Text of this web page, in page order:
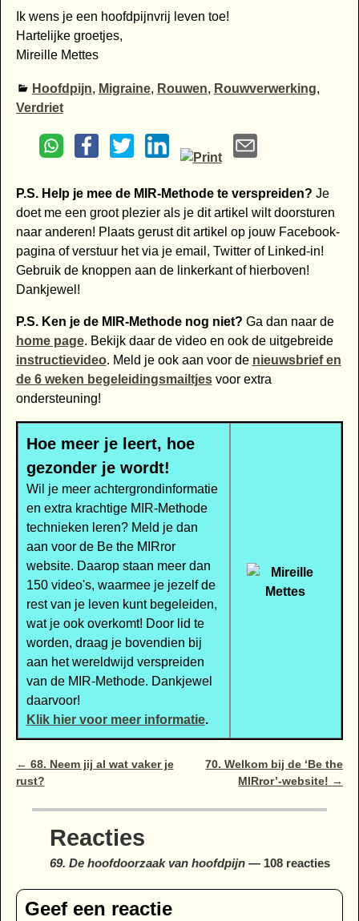
Ik wens je een hoofdpijnvrij leven toe!
Hartelijke groetjes,
Mireille Mettes
Hoofdpijn, Migraine, Rouwen, Rouwverwerking,
Verdriet
P.S. Help je mee de MIR-Methode te verspreiden? Je
doet me een groot plezier als je dit artikel wilt doorsturen
naar anderen! Plaats gerust dit artikel op jouw Facebook-
pagina of verstuur het via je email, Twitter of Linked-in!
Gebruik de knoppen aan de linkerkant of hierboven!
Dankjewel!
P.S. Ken je de MIR-Methode nog niet? Ga dan naar de
home page. Bekijk daar de video en ook de uitgebreide
instructievideo. Meld je ook aan voor de nieuwsbrief en
de 6 weken begeleidingsmailtjesvoor extra
ondersteuning!
Hoe meer je leert, hoe
gezonder je wordt!
Wil je meer achtergrondinformatie
en extra krachtige MIR-Methode
technieken leren? Meld je dan
aan voor de Be the MIRror
website. Daarop staan meer dan
150 video's, waarmee je jezelf de
rest van je leven kunt begeleiden,
wat je ook overkomt! Door lid te
worden, draag je bovendien bij
aan het wereldwijd verspreiden
van de MIR-Methode. Dankjewel
daarvoor!
Klik hier voor meer informatie.
Bericht navigatie
← 68. Neem jij al wat vaker je
rust?
70. Welkom bij de ‘Be the
MIRror’-website! →
Reacties
69. De hoofdoorzaak van hoofdpijn— 108 reacties
Geef een reactie